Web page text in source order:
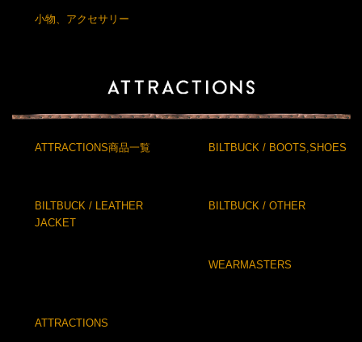
小物、アクセサリー
ATTRACTIONS商品一覧 BILTBUCK / BOOTS,SHOES
BILTBUCK / LEATHER
JACKET
BILTBUCK / OTHER
WEARMASTERS
ATTRACTIONS